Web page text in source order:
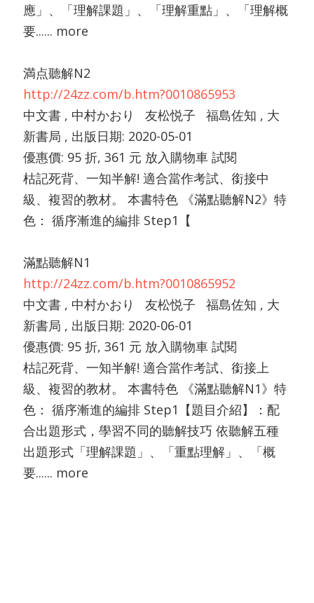
應」、「理解課題」、「理解重點」、「理解概
要...... more
満点聽解N2
http://24zz.com/b.htm?0010865953
中文書 , 中村かおり 友松悦子 福島佐知 , 大
新書局 , 出版日期: 2020-05-01
優惠價: 95 折, 361 元 放入購物車 試閱
枯記死背、一知半解! 適合當作考試、銜接中
級、複習的教材。 本書特色 《滿點聽解N2》特
色： 循序漸進的編排 Step1【
滿點聽解N1
http://24zz.com/b.htm?0010865952
中文書 , 中村かおり 友松悦子 福島佐知 , 大
新書局 , 出版日期: 2020-06-01
優惠價: 95 折, 361 元 放入購物車 試閱
枯記死背、一知半解! 適合當作考試、銜接上
級、複習的教材。 本書特色 《滿點聽解N1》特
色： 循序漸進的編排 Step1【題目介紹】：配
合出題形式，學習不同的聽解技巧 依聽解五種
出題形式「理解課題」、「重點理解」、「概
要...... more